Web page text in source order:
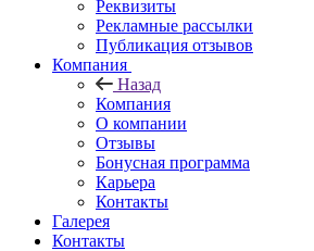
Реквизиты
Рекламные рассылки
Публикация отзывов
Компания
Назад
Компания
О компании
Отзывы
Бонусная программа
Карьера
Контакты
Галерея
Контакты